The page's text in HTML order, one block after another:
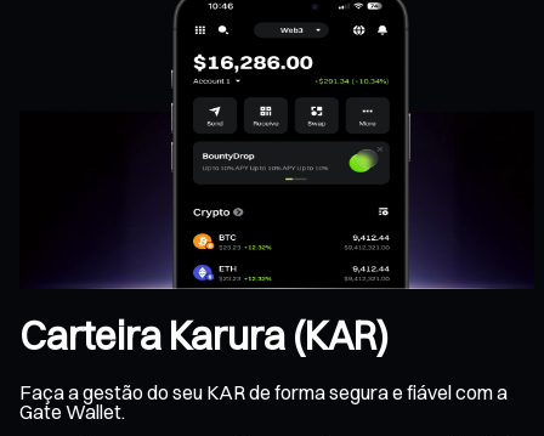
Carteira Karura (KAR)
Faça a gestão do seu KAR de forma segura e fiável com a
Gate Wallet.